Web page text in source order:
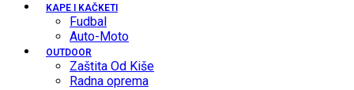
KAPE I KAČKETI
Fudbal
Auto-Moto
OUTDOOR
Zaštita Od Kiše
Radna oprema